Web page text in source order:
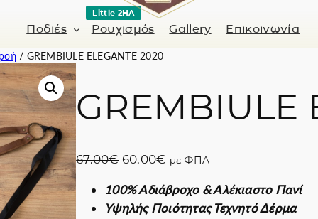
Ποδιές
Barman
Κουρέας-Κομμωτής Γνήσιο δέρμα
Coffee Lovers
Ρουχισμός
Little 2HA
Gallery Επικοινωνία
/ GREMBIULE ELEGANTE 2020
GREMBIULE
67.00€ O
i
g
60.00€ Η
ρ
έ
με ΦΠΑ
100% Αδιάβροχο & Αλέκιαστο Πανί
Υψηλής Ποιότητας Τεχνητό Δέρμα